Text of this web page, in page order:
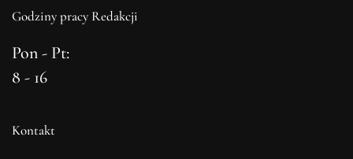
Godziny pracy Redakcji
Pon - Pt:
8 - 16
Kontakt